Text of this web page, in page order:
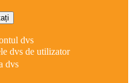
dvs
dvs de utilizator
dvs